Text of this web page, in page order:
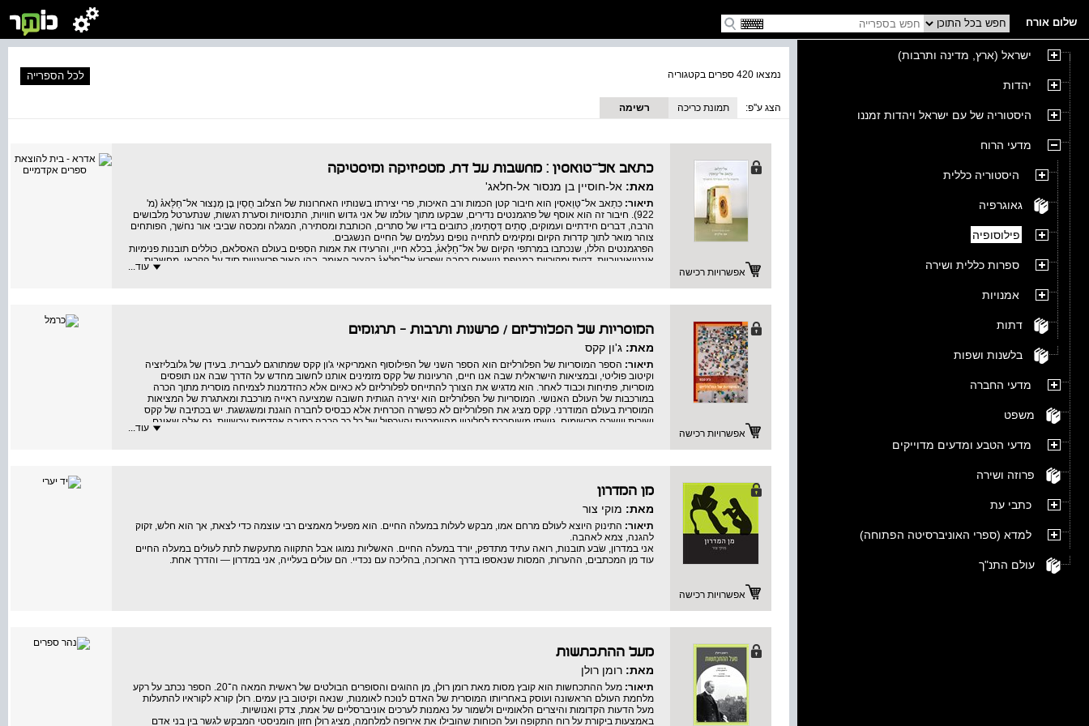
שלום אורח
ישראל (ארץ, מדינה ותרבות)
יהדות
היסטוריה של עם ישראל ויהדות זמננו
מדעי הרוח
היסטוריה כללית
גאוגרפיה
פילוסופיה
ספרות כללית ושירה
אמנויות
דתות
בלשנות ושפות
מדעי החברה
משפט
מדעי הטבע ומדעים מדוייקים
פרוזה ושירה
כתבי עת
למדא (ספרי האוניברסיטה הפתוחה)
עולם התנ"ך
נמצאו 420 ספרים בקטגוריה לכל הספרייה
הצג ע''פ: תמונת כריכה רשימה
אפשרויות רכישה
כתאב אל־טואסין : מחשבות על דת, מטפיזיקה ומיסטיקה
מאת: אל-חוסיין בן מנסור אל-חלאג'
תיאור: כִּתַאבּ אל־טַּוַאסִין הוא חיבור קטן הכמות ורב האיכות, פרי יצירתו בשנותיו האחרונות של הצלוּב חֻסַיִן בֶּן מַנְצוּר אל־חַלַּאג֗ (מ'
922). חיבור זה הוא אוסף של פרגמנטים נדירים, שבקעו מתוך עולמו של אני גדוש חוויות, התנסויות וסערת רגשות, שנתערטל מִלבושים
הרבה, דברים חידתיים ועמוקים, סָתִים דִּסְתִימוּ, כתובים בדיו של סתרים, הכותבת ומסתירה, המגלה ומכסה שביבי אור נחשׁך, הפותחים
צוהר מואר לתוך קדרוּת הקיום ומקימים לתחייה נופים נעלמים של החיים הנשגבים.
הפרגמנטים הללו, שנכתבו במרתפי הקיום של אל־חַלַּאג֗, בכלא חייו, והרעידו את אמות הסִפים בעולם האסלאם, כוללים תובנות פנימיות
אינטואיטיביות, דקות ומקוריות במניפת נושאים רחבה שפרשׂ אל־חַלַּאג֗ בקציר האומר, בהן האיר פרשנויות סוד על הקֻראן, מחשבות
מטפיזיות באור האלוהי, ראייה חדשנית ומקורית על השטן, ביקורת התבונה הרציונלית, שירת קודש מיסטית ופרקי יצירה והתבוננות עוד...
אפשרויות רכישה
המוסריות של הפלורליזם / פרשנות ותרבות - תרגומים
מאת: ג'ון קקס
תיאור: הספר המוסריות של הפלורליזם הוא הספר השני של הפילוסוף האמריקאי ג'ון קקס שמתורגם לעברית. בעידן של גלובליזציה
וקיטוב פוליטי, ובמציאות הישראלית שבה אנו חיים, הרעיונות של קקס מזמינים אותנו לחשוב מחדש על הדרך שבה אנו תופסים
מוסריות, פתיחות וכבוד לאחר. הוא מדגיש את הצורך להתייחס לפלורליזם לא כאיום אלא כהזדמנות לצמיחה מוסרית מתוך הכרה
במורכבות של העולם האנושי. המוסריות של הפלורליזם הוא יצירה הגותית חשובה שמציעה ראייה מורכבת ומאתגרת של המציאות
המוסרית בעולם המודרני. קקס מציג את הפלורליזם לא כפשרה הכרחית אלא כבסיס לחברה הוגנת ומשגשגת. יש בכתיבה של קקס
ישירות ויושרה מרשימים. גישתו משוחררת לחלוטין מהיומרנות והערפול של כל כך הרבה כתיבה אקדמית עכשווית. גם אלה שאינם
משוכנעים שדבריו ישנו באופן קיצוני את השקפתנו הפילוסופית על בעיות החיים הטובים, יאלצו להודות שהוא שופך אור חדש ומאתגרעוד...
אפשרויות רכישה
מן המדרון
מאת: מוקי צור
תיאור: התינוק היוצא לעולם מרחם אמו, מבקש לעלות במעלה החיים. הוא מפעיל מאמצים רבי עוצמה כדי לצאת, אך הוא חלש, זקוק
להגנה, צמא לאהבה.
אני במדרון, שׂבע תובנות, רואה עתיד מתדפק, יורד במעלה החיים. האשליות נמוגו אבל התקווה מתעקשת לתת לעולים במעלה החיים
עוד מן המכתבים, ההערות, המסות שנאספו בדרך הארוכה, בהליכה עם נכדיי. הם עולים בעלייה, אני במדרון — והדרך אחת.
מעל ההתכתשות
מאת: רומן רולן
תיאור:
מעל ההתכחשות הוא קובץ מסות מאת רומן רולן, מן ההוגים והסופרים הבולטים של ראשית המאה ה־20. הספר נכתב על רקע
מלחמת העולם הראשונה ועוסק באחריותו המוסרית של האדם לנוכח לאומנות, שנאה וקיטוב בין עמים. רולן קורא לקוראיו להתעלות
מעל הדעות הקדומות והיצרים הלאומיים ולשמור על נאמנות לערכים אוניברסליים של אמת, צדק ואנושיות.
באמצעות ביקורת על רוח התקופה ועל הכוחות שהובילו את אירופה למלחמה, מציג רולן חזון הומניסטי המבקש לגשר בין בני אדם